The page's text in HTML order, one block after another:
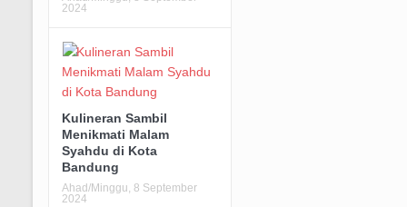
2024
Kulineran Sambil
Menikmati Malam
Syahdu di Kota
Bandung
Ahad/Minggu, 8 September
2024